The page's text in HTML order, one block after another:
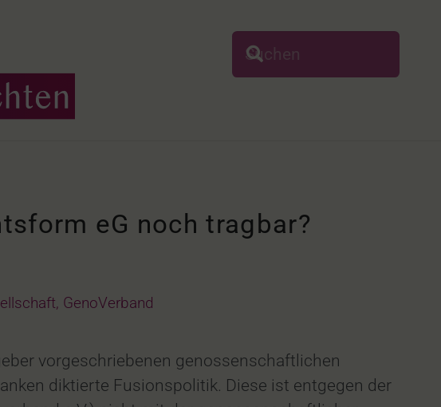
eG noch tragbar?
, GenoVerband
vorgeschriebenen genossenschaftlichen
diktierte Fusionspolitik. Diese ist entgegen der